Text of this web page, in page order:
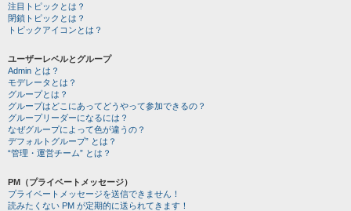
注目トピックとは？
閉鎖トピックとは？
トピックアイコンとは？
ユーザーレベルとグループ
Admin とは？
モデレータとは？
グループとは？
グループはどこにあってどうやって参加できるの？
グループリーダーになるには？
なぜグループによって色が違うの？
デフォルトグループ” とは？
“管理・運営チーム” とは？
PM（プライベートメッセージ）
プライベートメッセージを送信できません！
読みたくない PM が定期的に送られてきます！